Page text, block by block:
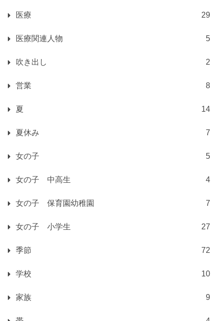
医療 29
医療関連人物 5
吹き出し 2
営業 8
夏 14
夏休み 7
女の子 5
女の子 中高生 4
女の子 保育園幼稚園 7
女の子 小学生 27
季節 72
学校 10
家族 9